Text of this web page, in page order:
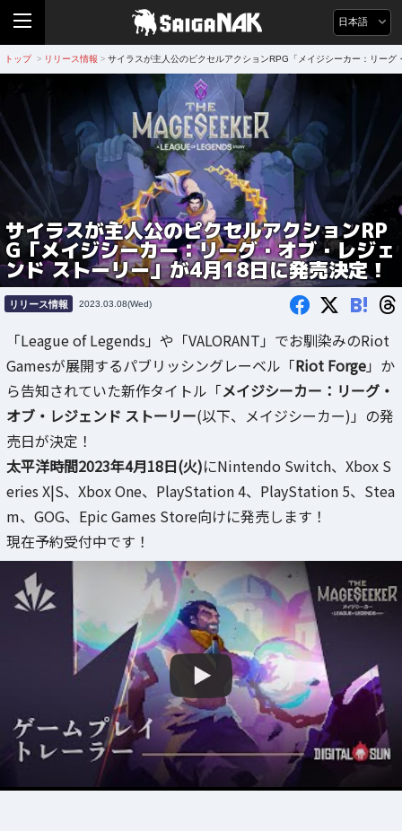
日本語
トップ > リリース情報 > サイラスが主人公のピクセルアクションRPG「メイジシーカー：リー
サイラスが主人公のピクセルアクションRP
G「メイジシーカー：リーグ・オブ・レジェ
ンド ストーリー」が4月18日に発売決定！
リリース情報 2023.03.08(Wed) B!
「League of Legends」や「VALORANT」でお馴染みのRiot
Gamesが展開するパブリッシングレーベル「Riot Forge」か
ら告知されていた新作タイトル「メイジシーカー：リーグ・
オブ・レジェンド ストーリー(以下、メイジシーカー)」の発
売日が決定！
太平洋時間2023年4月18日(火)にNintendo Switch、Xbox S
eries X|S、Xbox One、PlayStation 4、PlayStation 5、Stea
m、GOG、Epic Games Store向けに発売します！
現在予約受付中です！